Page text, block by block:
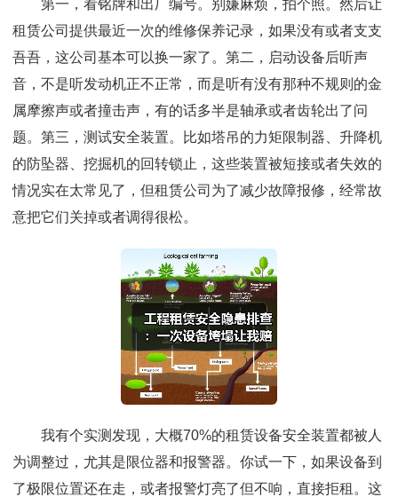
第一，看铭牌和出厂编号。别嫌麻烦，拍个照。然后让
租赁公司提供最近一次的维修保养记录，如果没有或者支支
吾吾，这公司基本可以换一家了。第二，启动设备后听声
音，不是听发动机正不正常，而是听有没有那种不规则的金
属摩擦声或者撞击声，有的话多半是轴承或者齿轮出了问
题。第三，测试安全装置。比如塔吊的力矩限制器、升降机
的防坠器、挖掘机的回转锁止，这些装置被短接或者失效的
情况实在太常见了，但租赁公司为了减少故障报修，经常故
意把它们关掉或者调得很松。
我有个实测发现，大概70%的租赁设备安全装置都被人
为调整过，尤其是限位器和报警器。你试一下，如果设备到
了极限位置还在走，或者报警灯亮了但不响，直接拒租。这